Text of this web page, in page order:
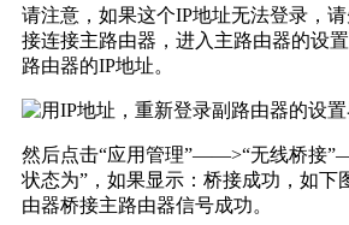
请注意，如果这个IP地址无法登录，
接连接主路由器，进入主路由器的设
路由器的IP地址。
然后点击“应用管理”——>“无线桥接
状态为”，如果显示：桥接成功，如下
由器桥接主路由器信号成功。